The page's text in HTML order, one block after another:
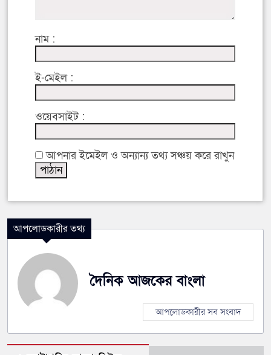
নাম :
ই-মেইল :
ওয়েবসাইট :
আপনার ইমেইল ও অন্যান্য তথ্য সঞ্চয় করে রাখুন
আপলোডকারীর তথ্য
দৈনিক আজকের বাংলা
আপলোডকারীর সব সংবাদ